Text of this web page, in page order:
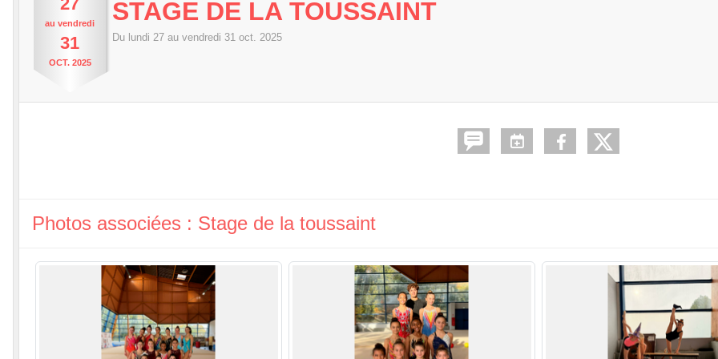
au vendredi
31
OCT. 2025
STAGE DE LA TOUSSAINT
Du lundi 27 au vendredi 31 oct. 2025
Photos associées : Stage de la toussaint